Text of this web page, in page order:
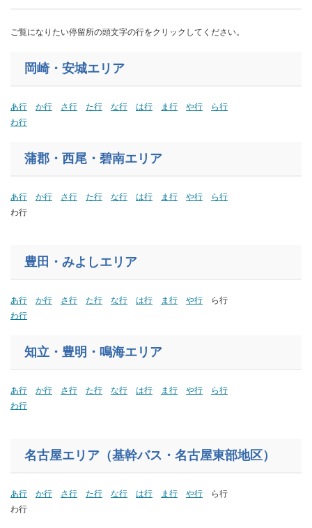
ご覧になりたい停留所の頭文字の行をクリックしてください。
岡崎・安城エリア
あ行 か行 さ行 た行 な行 は行 ま行 や行
ら行
わ行
蒲郡・西尾・碧南エリア
あ行 か行 さ行 た行 な行 は行 ま行 や行
ら行
わ行
豊田・みよしエリア
あ行 か行 さ行 た行 な行 は行 ま行 や行 ら行
わ行
知立・豊明・鳴海エリア
あ行 か行 さ行 た行 な行 は行 ま行 や行
ら行
わ行
名古屋エリア（基幹バス・名古屋東部地区）
あ行 か行 さ行 た行 な行 は行 ま行 や行 ら行
わ行